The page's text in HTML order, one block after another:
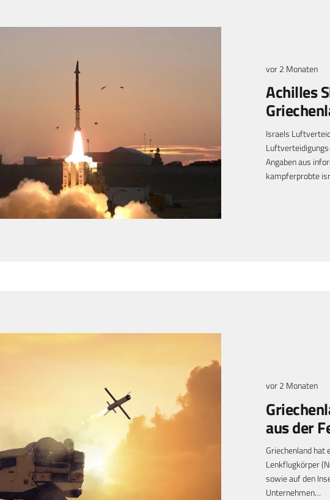
vor 2 Monaten
Achilles
Israels
Angaben aus
kampferprobte
vor 2 Monaten
aus der
Griechenland hat
Lenkflugkörper
sowie auf den
Unternehmen…